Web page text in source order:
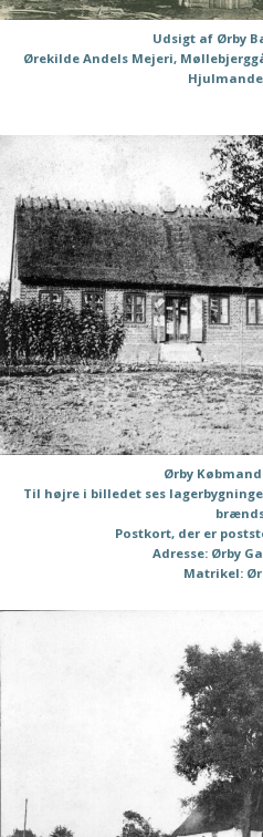
Udsigt af Ørby
Ørekilde Andels Mejeri,
Ørby
Til højre i billedet ses
Postkort, der er
Adresse: Ørby
Matrikel: